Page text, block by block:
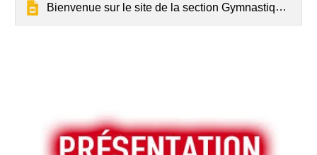
Bienvenue sur le site de la section Gymnastique Artistique du Cercle Jules Ferry Saint-Malo